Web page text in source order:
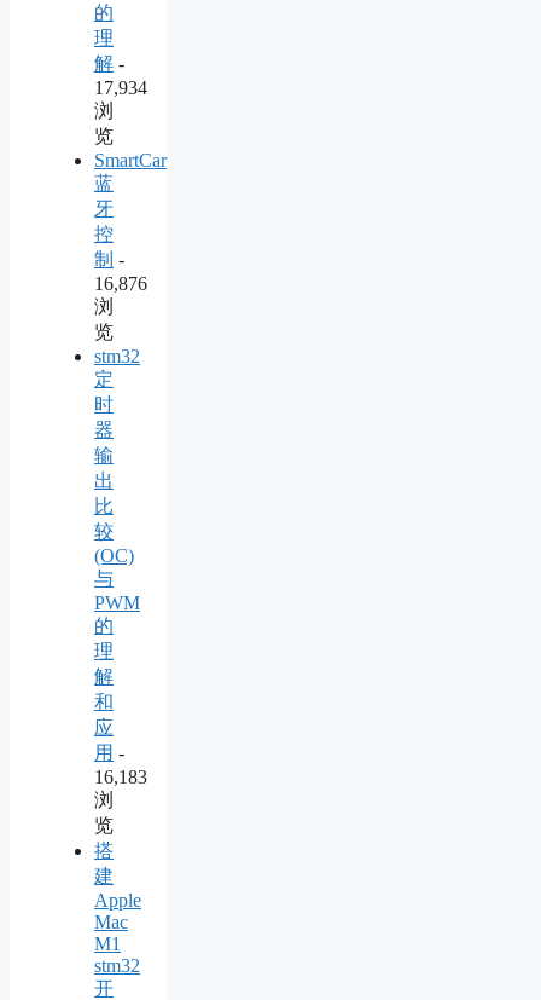
的
理
解 -
17,934
浏
览
SmartCar
蓝
牙
控
制 -
16,876
浏
览
stm32
定
时
器
输
出
比
较
(OC)
与
PWM
的
理
解
和
应
用 -
16,183
浏
览
搭
建
Apple
Mac
M1
stm32
开